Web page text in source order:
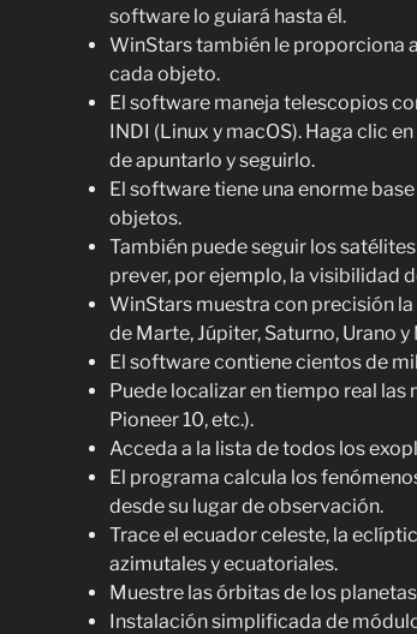
software lo guiará hasta él.
WinStars también le proporciona
cada objeto.
El software maneja telescopios
INDI (Linux y macOS). Haga clic
de apuntarlo y seguirlo.
El software tiene una enorme
objetos.
También puede seguir los
prever, por ejemplo, la visibilidad
WinStars muestra con precisión
de Marte, Júpiter, Saturno, Urano y
El software contiene cientos de
Puede localizar en tiempo real
Pioneer 10, etc.).
Acceda a la lista de todos los
El programa calcula los
desde su lugar de observación.
Trace el ecuador celeste, la
azimutales y ecuatoriales.
Muestre las órbitas de los planetas
Instalación simplificada de